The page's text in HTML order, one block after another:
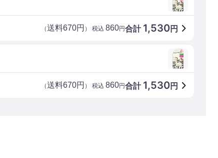
合計 1,530円
（送料670円 ） 税込 860円
合計 1,530円
（送料670円 ） 税込 860円